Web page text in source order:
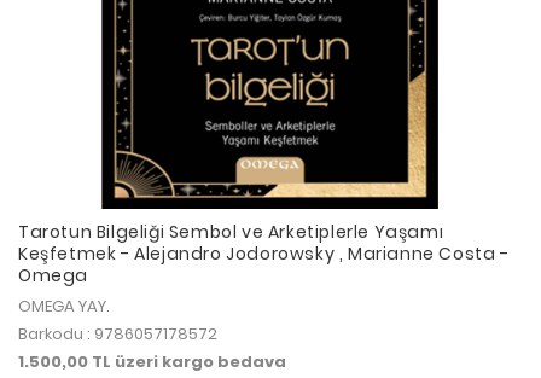
Tarotun Bilgeliği Sembol ve Arketiplerle Yaşamı
Keşfetmek - Alejandro Jodorowsky , Marianne Costa -
Omega
OMEGA YAY.
Barkodu : 9786057178572
1.500,00 TL üzeri kargo bedava